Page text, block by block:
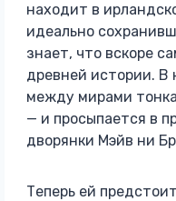
находит в
идеально
знает, что вскоре
древней истории. В
между мирами
— и просыпается в
дворянки Мэйв ни
Теперь ей